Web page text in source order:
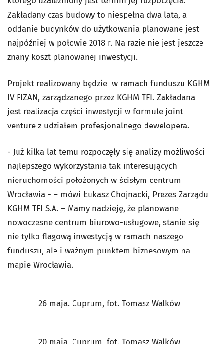
Zakładany czas budowy to niespełna dwa lata, a
oddanie budynków do użytkowania planowane jest
najpóźniej w połowie 2018 r. Na razie nie jest jeszcze
znany koszt planowanej inwestycji.
Projekt realizowany będzie w ramach funduszu KGHM
IV FIZAN, zarządzanego przez KGHM TFI. Zakładana
jest realizacja części inwestycji w formule joint
venture z udziałem profesjonalnego dewelopera.
- Już kilka lat temu rozpoczęły się analizy możliwości
najlepszego wykorzystania tak interesujących
nieruchomości położonych w ścisłym centrum
Wrocławia - – mówi Łukasz Chojnacki, Prezes Zarządu
KGHM TFI S.A. – Mamy nadzieję, że planowane
nowoczesne centrum biurowo-usługowe, stanie się
nie tylko flagową inwestycją w ramach naszego
funduszu, ale i ważnym punktem biznesowym na
mapie Wrocławia.
26 maja. Cuprum, fot. Tomasz Walków
20 maja, Cuprum, fot. Tomasz Walków